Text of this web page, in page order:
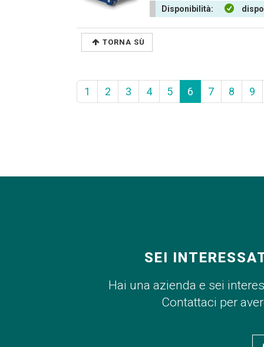
Disponibilità:
TORNA SÙ
1 2 3 4 5 6 7 8 9
SEI
Hai una azienda e sei
Contattaci per